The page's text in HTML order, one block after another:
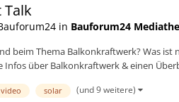
Talk
in Bauforum24
beim Thema Balkonkraftwerk? Was
Infos über Balkonkraftwerk & einen
video solar (und 9 weitere)